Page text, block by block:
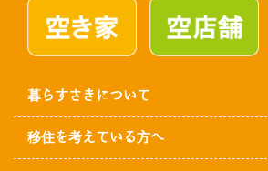
暮らすさきについて
移住を考えている方へ